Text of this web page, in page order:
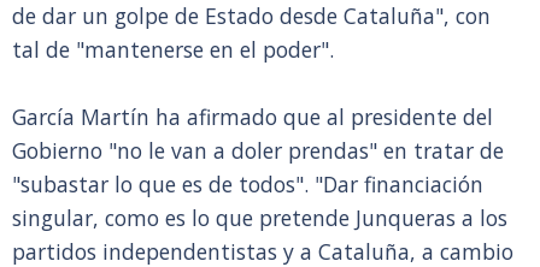
de dar un golpe de Estado desde Cataluña", con
tal de "mantenerse en el poder".
García Martín ha afirmado que al presidente del
Gobierno "no le van a doler prendas" en tratar de
"subastar lo que es de todos". "Dar financiación
singular, como es lo que pretende Junqueras a los
partidos independentistas y a Cataluña, a cambio